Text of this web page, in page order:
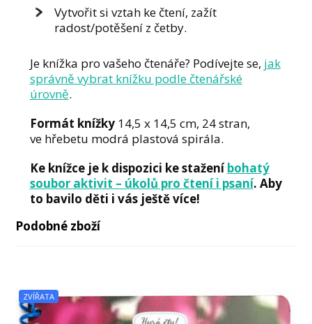
Vytvořit si vztah ke čtení, zažít
radost/potěšení z četby.
Je knížka pro vašeho čtenáře? Podívejte se, jak
správně vybrat knížku podle čtenářské
úrovně.
Formát knížky14,5 x 14,5 cm, 24 stran,
ve hřebetu modrá plastová spirála.
Ke knížce je k dispozici ke staženíbohatý
soubor aktivit – úkolů pro čtení i psaní. Aby
to bavilo děti i vás ještě více!
Podobné zboží
ZVÍŘATA
TĚLO
ZVÍŘATA
TĚLO
ZVÍŘATA
ZVÍŘATA
-10%
RECEPTY
-11%
TĚLO
STROJE